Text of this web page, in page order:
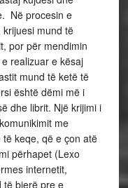
Në procesin e
mund të
por për mendimin
realizuar e kësaj
mund të ketë të
është dëmi më i
dhe librit. Një krijimi i
me
keqe, që e çon atë
përhapet (Lexo
internetit,
të bjerë pre e